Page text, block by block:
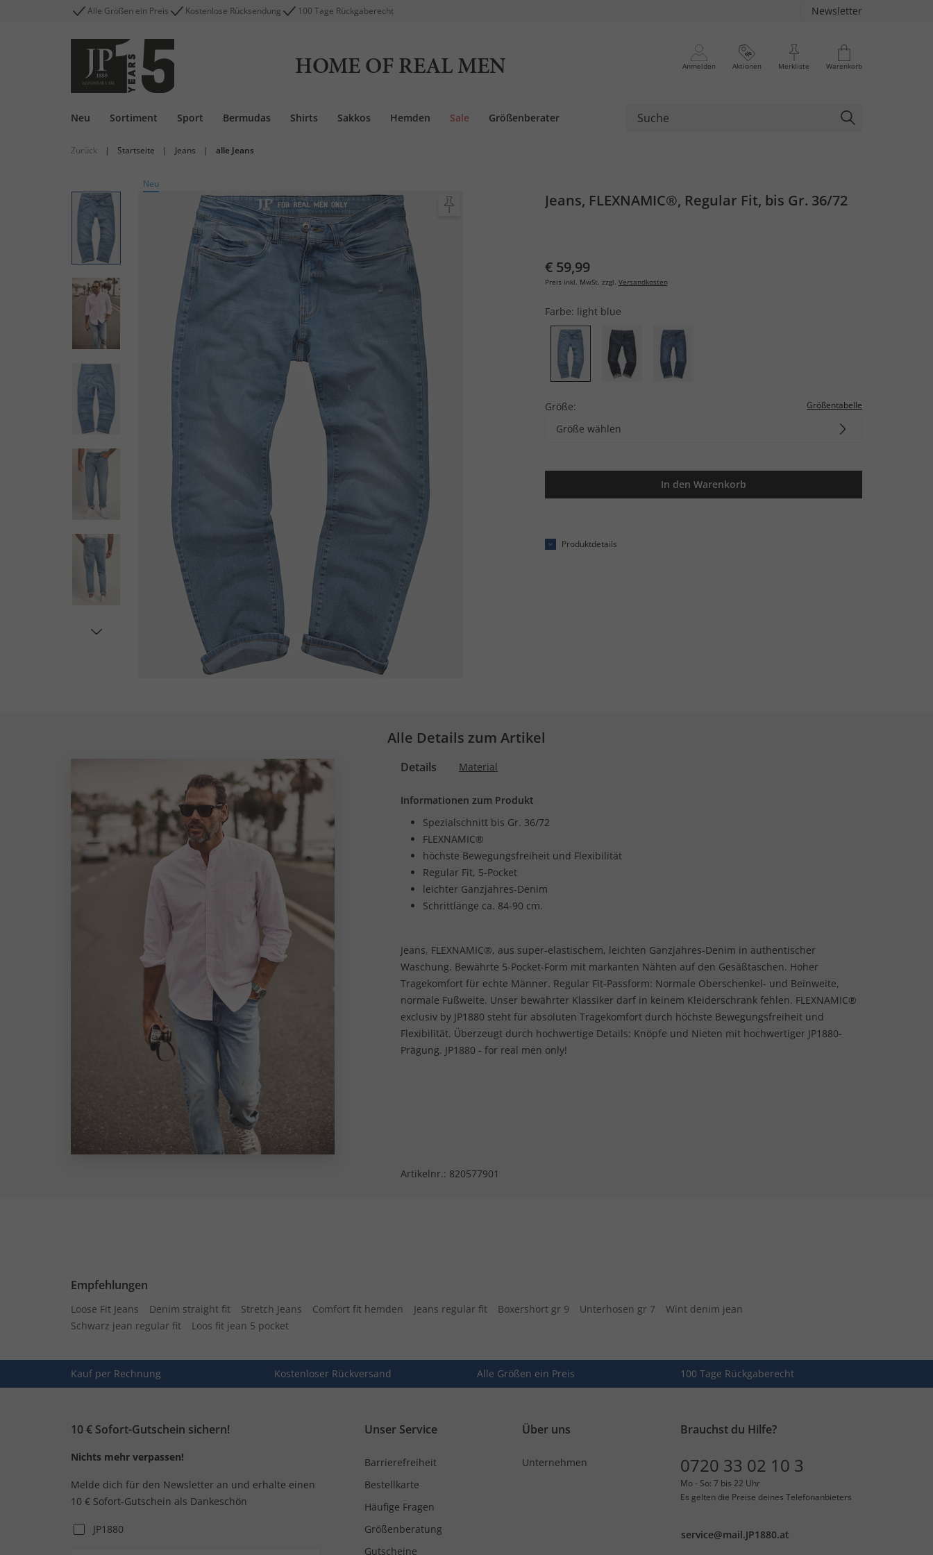
Alle Größen ein Preis Kostenlose Rücksendung 100 Tage Rückgaberecht Newsletter
HOME OF REAL MEN Anmelden Aktionen Merkliste Warenkorb
Neu Sortiment Sport Bermudas Shirts Sakkos Hemden Sale Größenberater
Zurück | Startseite | Jeans | alle Jeans
Neu
Jeans, FLEXNAMIC®, Regular Fit, bis Gr. 36/72
€ 59,99
Preis inkl. MwSt. zzgl. Versandkosten
Farbe: light blue
Größe: Größentabelle
Größe wählen
In den Warenkorb
Produktdetails
Alle Details zum Artikel
Details Material
Informationen zum Produkt
Spezialschnitt bis Gr. 36/72
FLEXNAMIC®
höchste Bewegungsfreiheit und Flexibilität
Regular Fit, 5-Pocket
leichter Ganzjahres-Denim
Schrittlänge ca. 84-90 cm.
Jeans, FLEXNAMIC®, aus super-elastischem, leichten Ganzjahres-Denim in authentischer
Waschung. Bewährte 5-Pocket-Form mit markanten Nähten auf den Gesäßtaschen. Hoher
Tragekomfort für echte Männer. Regular Fit-Passform: Normale Oberschenkel- und Beinweite,
normale Fußweite. Unser bewährter Klassiker darf in keinem Kleiderschrank fehlen. FLEXNAMIC®
exclusiv by JP1880 steht für absoluten Tragekomfort durch höchste Bewegungsfreiheit und
Flexibilität. Überzeugt durch hochwertige Details: Knöpfe und Nieten mit hochwertiger JP1880-
Prägung. JP1880 - for real men only!
Artikelnr.: 820577901
Empfehlungen
Loose Fit Jeans Denim straight fit Stretch Jeans Comfort fit hemden Jeans regular fit Boxershort gr 9 Unterhosen gr 7
Wint denim jean
Schwarz jean regular fit
Loos fit jean 5 pocket
Kauf per Rechnung Kostenloser Rückversand Alle Größen ein Preis 100 Tage Rückgaberecht
10 € Sofort-Gutschein sichern!
Nichts mehr verpassen!
Melde dich für den Newsletter an und erhalte einen
10 € Sofort-Gutschein als Dankeschön
JP1880
Unser Service
Barrierefreiheit
Bestellkarte
Häufige Fragen
Größenberatung
Gutscheine
Über uns
Unternehmen
Brauchst du Hilfe?
0720 33 02 10 3
Mo - So: 7 bis 22 Uhr
Es gelten die Preise deines Telefonanbieters
service@mail.JP1880.at